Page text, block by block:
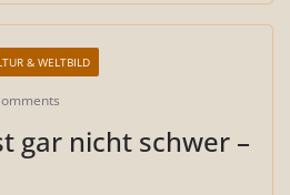
& WELTBILD
gar nicht schwer –